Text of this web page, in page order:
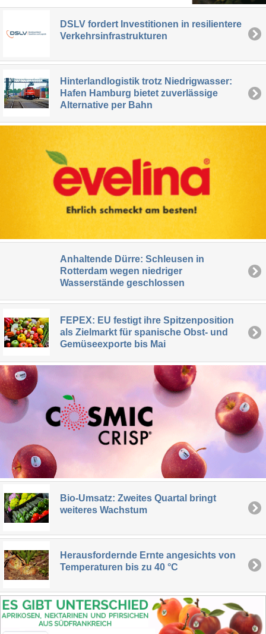
DSLV fordert Investitionen in resilientere
Verkehrsinfrastrukturen
Hinterlandlogistik trotz Niedrigwasser:
Hafen Hamburg bietet zuverlässige
Alternative per Bahn
Anhaltende Dürre: Schleusen in
Rotterdam wegen niedriger
Wasserstände geschlossen
FEPEX: EU festigt ihre Spitzenposition
als Zielmarkt für spanische Obst- und
Gemüseexporte bis Mai
Bio-Umsatz: Zweites Quartal bringt
weiteres Wachstum
Herausfordernde Ernte angesichts von
Temperaturen bis zu 40 °C